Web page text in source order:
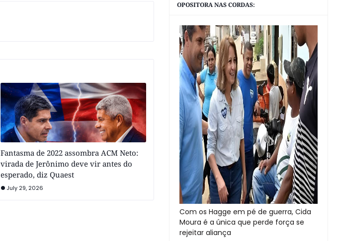
Fantasma de 2022 assombra ACM Neto:
virada de Jerônimo deve vir antes do
esperado, diz Quaest
July 29, 2026
OPOSITORA NAS CORDAS:
Com os Hagge em pé de guerra, Cida
Moura é a única que perde força se
rejeitar aliança